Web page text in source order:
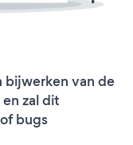
bijwerken van de
zal dit
bugs